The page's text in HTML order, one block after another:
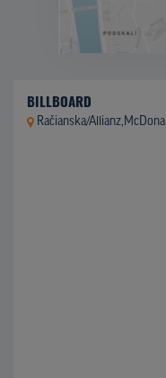
BILLBOARD
Račianska/